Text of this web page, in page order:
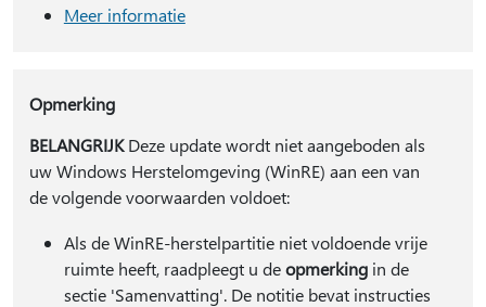
Meer informatie
Opmerking
BELANGRIJKDeze update wordt niet aangeboden als
uw Windows Herstelomgeving (WinRE) aan een van
de volgende voorwaarden voldoet:
Als de WinRE-herstelpartitie niet voldoende vrije
ruimte heeft, raadpleegt u deopmerkingin de
sectie 'Samenvatting'. De notitie bevat instructies